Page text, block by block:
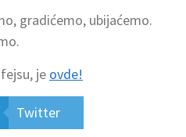
gradićemo, ubijaćemo.
je ovde!
Twitter